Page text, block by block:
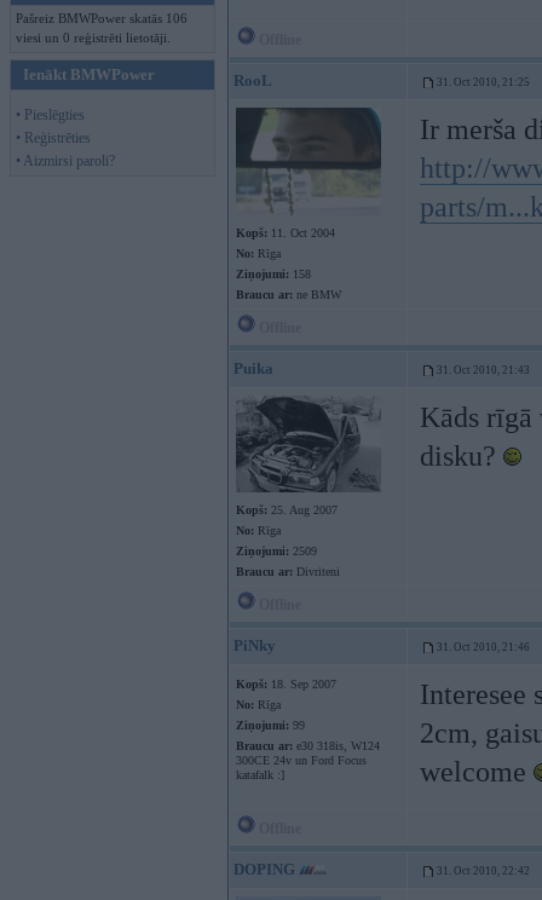
Pašreiz BMWPower skatās 106
viesi un 0 reģistrēti lietotāji.
Ienākt BMWPower
• Pieslēgties
• Reģistrēties
• Aizmirsi paroli?
RooL 31. Oct 2010, 21:25
Kopš: 11. Oct 2004
No: Rīga
Ziņojumi: 158
Braucu ar: ne BMW
Ir merša
http://
parts/
Puika 31. Oct 2010, 21:43
Kopš: 25. Aug 2007
No: Rīga
Ziņojumi: 2509
Braucu ar: Divriteni
Kāds rīgā
disku?
PiNky 31. Oct 2010, 21:46
Kopš: 18. Sep 2007
No: Rīga
Ziņojumi: 99
Braucu ar: e30 318is, W124
300CE 24v un Ford Focus
katafalk :]
Interesee
2cm,
welcome
DOPING 31. Oct 2010, 22:42